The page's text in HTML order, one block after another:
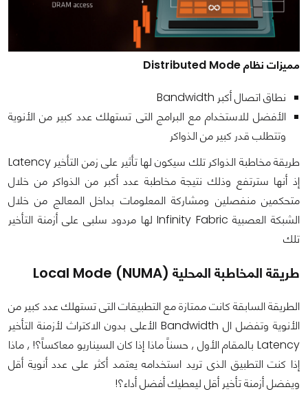
مميزات نظام Distributed Mode
نطاق اتصال أكبر Bandwidth
الأفضل للاستخدام مع البرامج التى تستهلك عدد كبير من الأنوية
وتتطلب قدر كبير من الذواكر
طريقة مخاطبة الذواكر تلك سيكون لها تأثير على زمن التأخير Latency
إذ أنها سترتفع وذلك نتيجة مخاطبة عدد أكبر من الذواكر من خلال
متحكمين منفصلين ومشاركة المعلومات بداخل المعالج من خلال
الشبكة العصبية Infinity Fabric لها مردود سلبى على أزمنة التأخير
تلك
طريقة المخاطبة المحلية Local Mode (NUMA)
الطريقة السابقة كانت ممتازة مع التطبيقات التى تستهلك عدد كبير من
الأنوية وتفضل ال Bandwidth الأعلى بدون الاكتراث لأزمنة التأخير
Latency بالمقام الأول , حسناً ماذا إذا كان السيناريو معاكساً؟! , ماذا
إذا كنت التطبيق الذى تريد استخدامه يعتمد أكثر على عدد أنوية أقل
ويفضل أزمنة تأخير أقل ليعطيك أفضل أداء؟!